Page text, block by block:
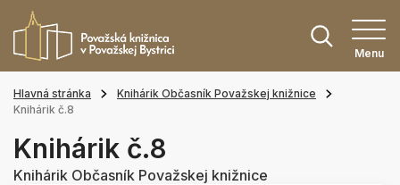
Menu
Hlavná stránka
Knihárik Občasník Považskej knižnice
Knihárik č.8
Knihárik č.8
Knihárik Občasník Považskej knižnice